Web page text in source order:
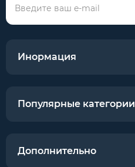
Инормация
Популярные категории
Дополнительно